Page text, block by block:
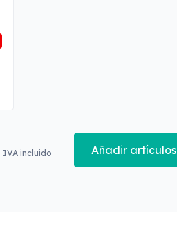
IVA incluido Añadir artículos